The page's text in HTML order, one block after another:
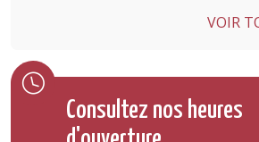
VOIR
Consultez nos heures